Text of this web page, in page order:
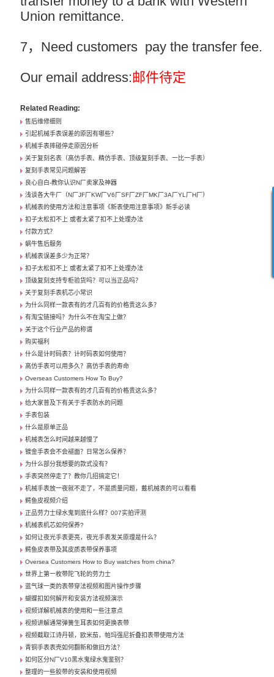
Union remittance.
7，Need customers pay the transfer fee.
Our email address:邮件待定
Related Reading:
售后维修细则
引起机械手表误差的原因有哪些？
机械手表摔碰停走原因分析
关于复刻名表（高仿手表、精仿手表、顶级复刻手表、一比一手表）
复刻手表常见问题解答
良心自白-教你认识N厂卖家及神器
浅谈各大牛厂（N厂JF厂KW厂V6厂SF厂ZF厂MK厂3A厂YL厂H厂）
机械表的使用方法和注意事项《新表使用注意事项》新手必读
扣子太松扣不上 或者太紧了扣不上处理办法
付款方式？
蜗牛售后服务
机械表误差多少为正常？
扣子太松扣不上 或者太紧了扣不上处理办法
顶级复刻支持专柜验货吗？可以当正品吗？
关于复刻手表机芯小常识
为什么同样一款表有的才几百有的价格贵这么多？
有淘宝链接吗？为什么不在淘宝上做？
关于这个行业产品的称谓
购买福利
什么是计时码表？计时码表如何使用？
高仿手表可以用多久？高仿手表的寿命
Overseas Customers How To Buy?
为什么同样一款表有的才几百有的价格贵这么多？
给大家普及下有关于手表防水的问题
手表包装
什么是原单正品
机械表怎么时间越来越慢了
镀金手表会不会褪面？日常怎么保养？
为什么部分我想要的款式没有？
手表突然停走了？教你几招搞定它！
机械手表放一夜就不走了，不是质量问题，戴机械表的可以看看
鳄鱼皮视频介绍
正品劳力士绿水鬼到底什么样？007实拍评测
机械表机芯如何保养?
如何让夜光手表更亮，夜光手表发关原理是什么？
鳄鱼皮表带及其皮质表带保养事项
Oversea Customers How to Buy watches from china?
世界上第一枚带陀飞轮的劳力士
蓝气球一类的表带穿法视频和图片操作步骤
蝴蝶扣如何解开和安装方法视频演示
视频详解机械表的使用和一些注意点
视频讲解通常弹簧生耳表如何更换表带
视频截取江诗丹顿，欧米茄，帕玛强尼折叠扣表带使用方法
青铜手表表壳如何翻新和做旧方法？
如何区分N厂V10黑水鬼绿水鬼鉴别？
整理的一些胶带的安装和使用视频